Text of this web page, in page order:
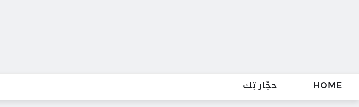
HOME حجّار تِك